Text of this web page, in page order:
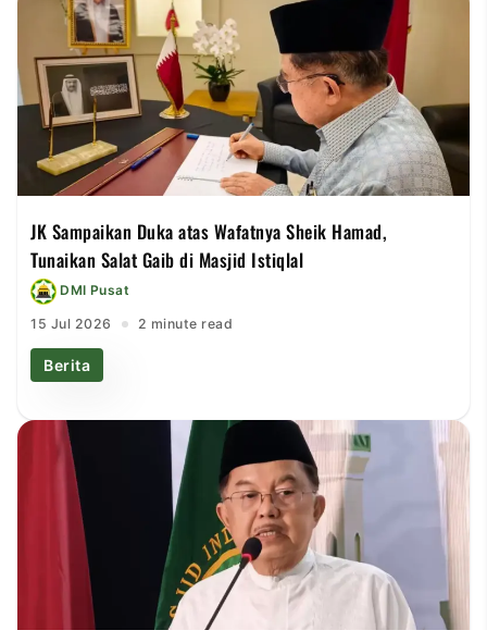
JK Sampaikan Duka atas Wafatnya Sheik Hamad,
Tunaikan Salat Gaib di Masjid Istiqlal
DMI Pusat
15 Jul 2026 2 minute read
Berita